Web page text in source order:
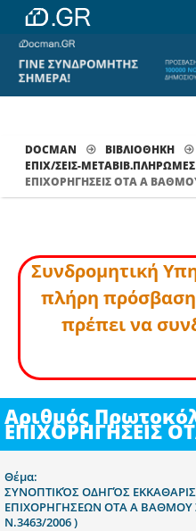
DOCMAN ΒΙΒΛΙΟΘΗΚΗ
ΕΠΙΧ/ΣΕΙΣ-ΜΕΤΑΒΙΒ.ΠΛΗΡΩΜΈΣ
ΕΠΙΧΟΡΗΓΗΣΕΙΣ ΟΤΑ Α
Συνδρομητική
πλήρη
πρέπει να
Αριθμός
ΕΠΙΧΟΡΗΓΗΣΕΙΣ
Θέμα:
ΣΥΝΟΠΤΙΚΌΣ ΟΔΗΓΌΣ
ΕΠΙΧΟΡΗΓΗΣΕΩΝ ΟΤΑ Α ΒΑΘΜΟΥ
Ν.3463/2006 )